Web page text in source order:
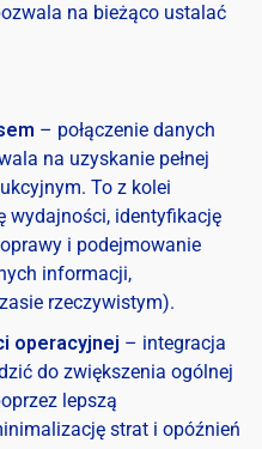
na bieżąco ustalać
– połączenie danych
na uzyskanie pełnej
To z kolei
wydajności, identyfikację
i podejmowanie
informacji,
rzeczywistym).
operacyjnej – integracja
do zwiększenia ogólnej
lepszą
strat i opóźnień